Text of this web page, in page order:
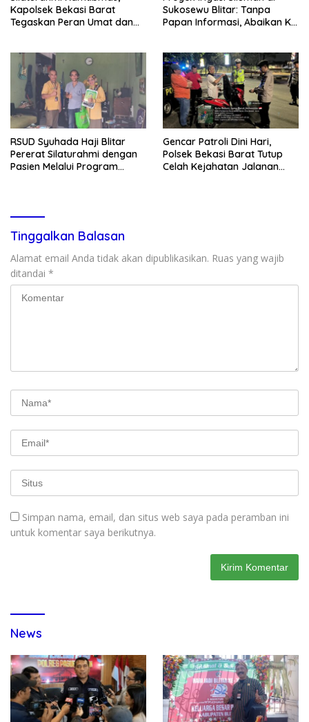
Kapolsek Bekasi Barat
Tegaskan Peran Umat dan
Sukosewu Blitar: Tanpa
Papan Informasi, Abaikan K3,
RSUD Syuhada Haji Blitar
Pererat Silaturahmi dengan
Pasien Melalui Program
Gencar Patroli Dini Hari,
Polsek Bekasi Barat Tutup
Celah Kejahatan Jalanan
Tinggalkan Balasan
Alamat email Anda tidak akan dipublikasikan. Ruas yang wajib
ditandai *
Simpan nama, email, dan situs web saya pada peramban ini
untuk komentar saya berikutnya.
News